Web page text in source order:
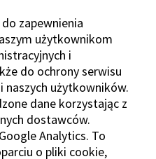
zapewnienia
użytkownikom
i
do ochrony serwisu
użytkowników.
dane korzystając z
dostawców.
Analytics. To
o pliki cookie,